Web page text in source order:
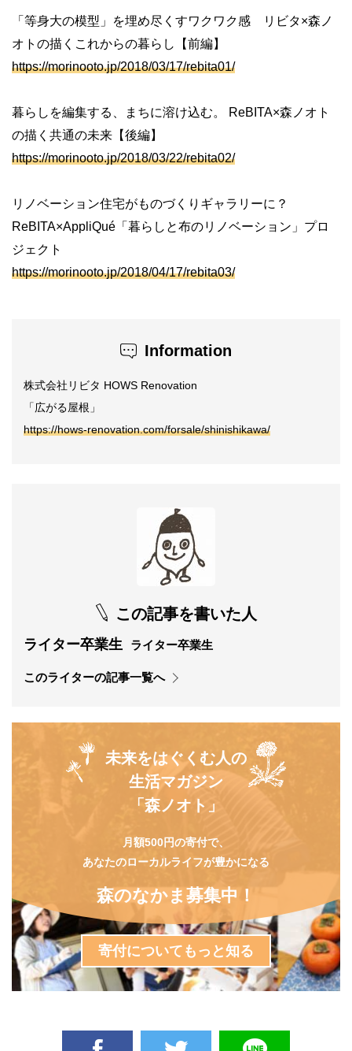
「等身大の模型」を埋め尽くすワクワク感 リビタ×森ノ
オトの描くこれからの暮らし【前編】
https://morinooto.jp/2018/03/17/rebita01/
暮らしを編集する、まちに溶け込む。 ReBITA×森ノオト
の描く共通の未来【後編】
https://morinooto.jp/2018/03/22/rebita02/
リノベーション住宅がものづくりギャラリーに？
ReBITA×AppliQué「暮らしと布のリノベーション」プロ
ジェクト
https://morinooto.jp/2018/04/17/rebita03/
Information
株式会社リビタ HOWS Renovation
「広がる屋根」
https://hows-renovation.com/forsale/shinishikawa/
この記事を書いた人
ライター卒業生 ライター卒業生
このライターの記事一覧へ
未来をはぐくむ人の
生活マガジン
「森ノオト」
月額500円の寄付で、
あなたのローカルライフが豊かになる
森のなかま募集中！
寄付についてもっと知る